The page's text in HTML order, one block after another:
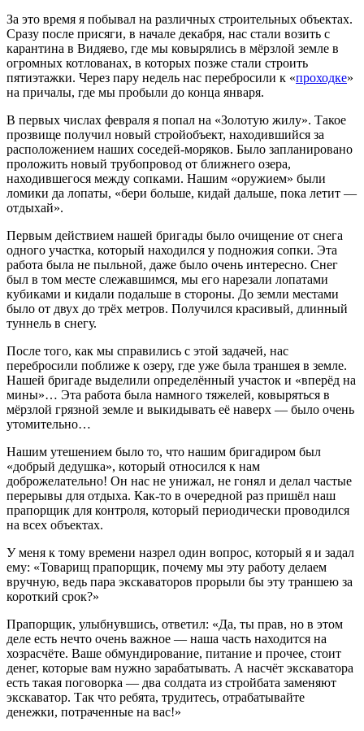
За это время я побывал на различных строительных объектах.
Сразу после присяги, в начале декабря, нас стали возить с
карантина в Видяево, где мы ковырялись в мёрзлой земле в
огромных котлованах, в которых позже стали строить
пятиэтажки. Через пару недель нас перебросили к «проходке»
на причалы, где мы пробыли до конца января.
В первых числах февраля я попал на «Золотую жилу». Такое
прозвище получил новый стройобъект, находившийся за
расположением наших соседей-моряков. Было запланировано
проложить новый трубопровод от ближнего озера,
находившегося между сопками. Нашим «оружием» были
ломики да лопаты, «бери больше, кидай дальше, пока летит —
отдыхай».
Первым действием нашей бригады было очищение от снега
одного участка, который находился у подножия сопки. Эта
работа была не пыльной, даже было очень интересно. Снег
был в том месте слежавшимся, мы его нарезали лопатами
кубиками и кидали подальше в стороны. До земли местами
было от двух до трёх метров. Получился красивый, длинный
туннель в снегу.
После того, как мы справились с этой задачей, нас
перебросили поближе к озеру, где уже была траншея в земле.
Нашей бригаде выделили определённый участок и «вперёд на
мины»… Эта работа была намного тяжелей, ковыряться в
мёрзлой грязной земле и выкидывать её наверх — было очень
утомительно…
Нашим утешением было то, что нашим бригадиром был
«добрый дедушка», который относился к нам
доброжелательно! Он нас не унижал, не гонял и делал частые
перерывы для отдыха. Как-то в очередной раз пришёл наш
прапорщик для контроля, который периодически проводился
на всех объектах.
У меня к тому времени назрел один вопрос, который я и задал
ему: «Товарищ прапорщик, почему мы эту работу делаем
вручную, ведь пара экскаваторов прорыли бы эту траншею за
короткий срок?»
Прапорщик, улыбнувшись, ответил: «Да, ты прав, но в этом
деле есть нечто очень важное — наша часть находится на
хозрасчёте. Ваше обмундирование, питание и прочее, стоит
денег, которые вам нужно зарабатывать. А насчёт экскаватора
есть такая поговорка — два солдата из стройбата заменяют
экскаватор. Так что ребята, трудитесь, отрабатывайте
денежки, потраченные на вас!»